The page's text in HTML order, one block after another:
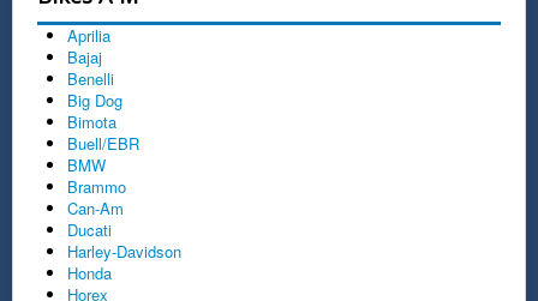
Aprilia
Bajaj
Benelli
Big Dog
Bimota
Buell/EBR
BMW
Brammo
Can-Am
Ducati
Harley-Davidson
Honda
Horex